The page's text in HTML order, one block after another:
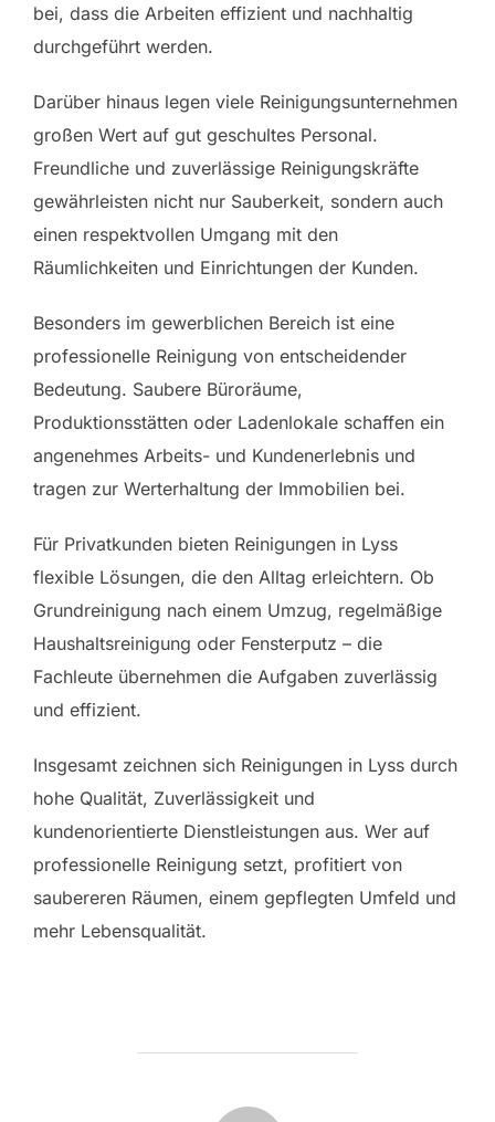
bei, dass die Arbeiten effizient und nachhaltig
durchgeführt werden.
Darüber hinaus legen viele Reinigungsunternehmen
großen Wert auf gut geschultes Personal.
Freundliche und zuverlässige Reinigungskräfte
gewährleisten nicht nur Sauberkeit, sondern auch
einen respektvollen Umgang mit den
Räumlichkeiten und Einrichtungen der Kunden.
Besonders im gewerblichen Bereich ist eine
professionelle Reinigung von entscheidender
Bedeutung. Saubere Büroräume,
Produktionsstätten oder Ladenlokale schaffen ein
angenehmes Arbeits- und Kundenerlebnis und
tragen zur Werterhaltung der Immobilien bei.
Für Privatkunden bieten Reinigungen in Lyss
flexible Lösungen, die den Alltag erleichtern. Ob
Grundreinigung nach einem Umzug, regelmäßige
Haushaltsreinigung oder Fensterputz – die
Fachleute übernehmen die Aufgaben zuverlässig
und effizient.
Insgesamt zeichnen sich Reinigungen in Lyss durch
hohe Qualität, Zuverlässigkeit und
kundenorientierte Dienstleistungen aus. Wer auf
professionelle Reinigung setzt, profitiert von
saubereren Räumen, einem gepflegten Umfeld und
mehr Lebensqualität.